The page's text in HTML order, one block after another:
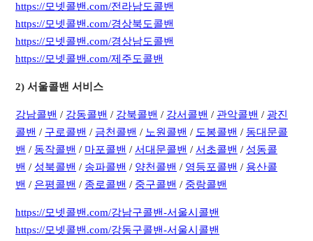
https://모넷콜밴.com/전라남도콜밴
https://모넷콜밴.com/경상북도콜밴
https://모넷콜밴.com/경상남도콜밴
https://모넷콜밴.com/제주도콜밴
​2) 서울콜밴 서비스
강남콜밴 / 강동콜밴 / 강북콜밴 / 강서콜밴 / 관악콜밴 / 광진
콜밴 / 구로콜밴 / 금천콜밴 / 노원콜밴 / 도봉콜밴 / 동대문콜
밴 / 동작콜밴 / 마포콜밴 /서대문콜밴 /서초콜밴 / 성동콜
밴 / 성북콜밴 / 송파콜밴 / 양천콜밴 / 영등포콜밴 / 용산콜
밴 / 은평콜밴 / 종로콜밴 / 중구콜밴 / 중랑콜밴
https://모넷콜밴.com/강남구콜밴-서울시콜밴
https://모넷콜밴.com/강동구콜밴-서울시콜밴